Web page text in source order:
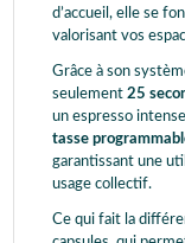
d’accueil, elle se
valorisant vos
Grâce à son
seulement 25
un espresso
tasse
garantissant une
usage collectif.
Ce qui fait la